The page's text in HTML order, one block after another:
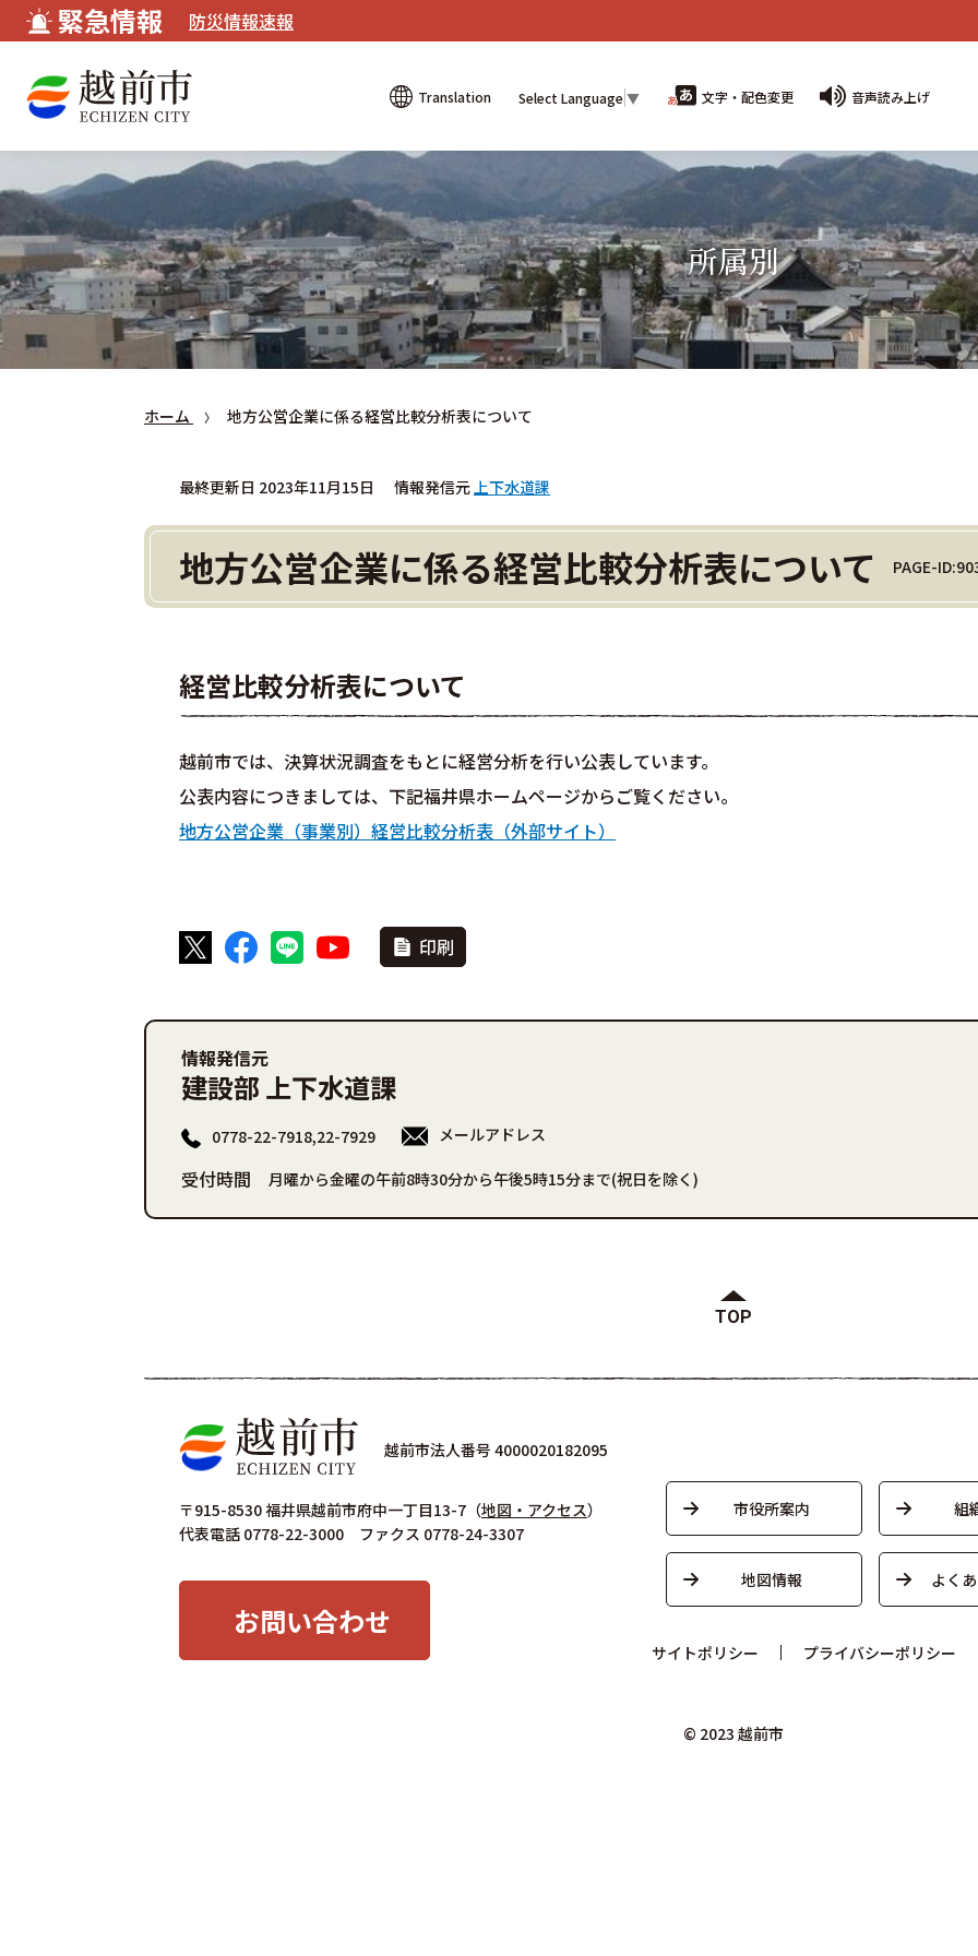
緊急情報 防災情報速報
Translation Select Language▼ 文字・配色変更 音声読み上げ
所属別
ホーム 地方公営企業に係る経営比較分析表について
最終更新日 2023年11月15日 情報発信元上下水道課
地方公営企業に係る経営比較分析表について PAGE-
経営比較分析表について
越前市では、決算状況調査をもとに経営分析を行い公表しています。
公表内容につきましては、下記福井県ホームページからご覧ください。
地方公営企業（事業別）経営比較分析表（外部サイト）
印刷
情報発信元
建設部 上下水道課
0778-22-7918,22-7929 メールアドレス
受付時間 月曜から金曜の午前8時30分から午後5時15分まで(祝日を除く)
TOP
越前市法人番号 4000020182095
〒915-8530 福井県越前市府中一丁目13-7 （地図・アクセス）
代表電話 0778-22-3000 ファクス 0778-24-3307
お問い合わせ
市役所案内 組
地図情報 よく
サイトポリシー プライバシーポリシー
© 2023 越前市